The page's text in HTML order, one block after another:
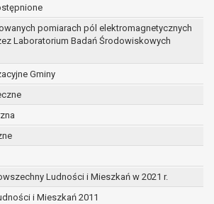
pomiarach pól elektromagnetycznych
Laboratorium Badań Środowiskowych
Gminy
Ludności i Mieszkań w 2021 r.
i Mieszkań 2011
ewentualnych roszczeń, a w
zgody na przetwarzanie
i rozliczeniu umowy, do
tej zgody.
umów o dofinansowanie
od momentu pozyskania
są przez okres wynikający z
zawartej między
a określoną instytucją, trwałości
i konieczności zachowania
projektu do celów kontrolnych.
przetwarzaniem przez
danych osobowych przysługuje